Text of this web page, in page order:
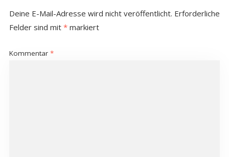
Deine E-Mail-Adresse wird nicht veröffentlicht. Erforderliche
Felder sind mit *markiert
Kommentar *